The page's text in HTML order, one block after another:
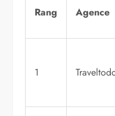
Rang Agence
1